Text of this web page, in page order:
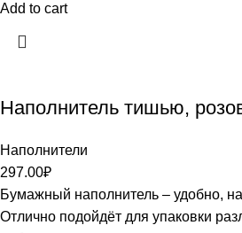
Add to cart
Наполнитель тишью,
Наполнители
297.00₽
Бумажный наполнитель – удобно,
Отлично подойдёт для упаковки